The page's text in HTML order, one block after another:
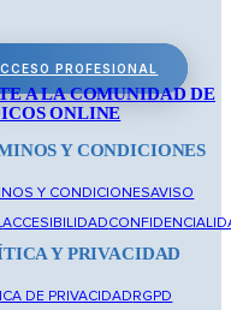
PROFESIONAL
A LA COMUNIDAD DE
ONLINE
Y CONDICIONES
Y CONDICIONESAVISO
ACCESIBILIDAD
Y PRIVACIDAD
DE PRIVACIDADRGPD